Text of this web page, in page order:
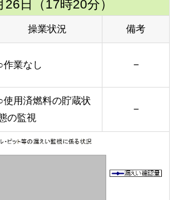
26日（17時20分）
操業状況 備考
作業なし −
使用済燃料の貯蔵状
の監視
−